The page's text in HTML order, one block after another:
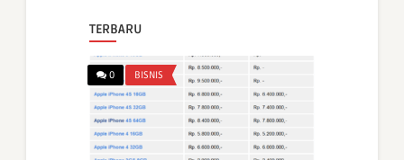
TERBARU
0 BISNIS